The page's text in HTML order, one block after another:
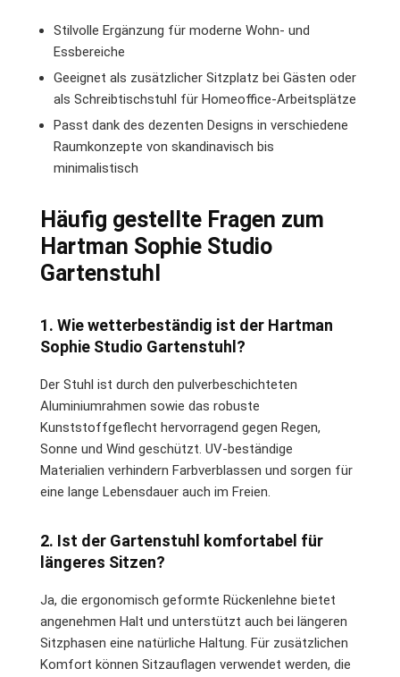
Stilvolle Ergänzung für moderne Wohn- und
Essbereiche
Geeignet als zusätzlicher Sitzplatz bei Gästen oder
als Schreibtischstuhl für Homeoffice-Arbeitsplätze
Passt dank des dezenten Designs in verschiedene
Raumkonzepte von skandinavisch bis
minimalistisch
Häufig gestellte Fragen zum
Hartman Sophie Studio
Gartenstuhl
1. Wie wetterbeständig ist der Hartman
Sophie Studio Gartenstuhl?
Der Stuhl ist durch den pulverbeschichteten
Aluminiumrahmen sowie das robuste
Kunststoffgeflecht hervorragend gegen Regen,
Sonne und Wind geschützt. UV-beständige
Materialien verhindern Farbverblassen und sorgen für
eine lange Lebensdauer auch im Freien.
2. Ist der Gartenstuhl komfortabel für
längeres Sitzen?
Ja, die ergonomisch geformte Rückenlehne bietet
angenehmen Halt und unterstützt auch bei längeren
Sitzphasen eine natürliche Haltung. Für zusätzlichen
Komfort können Sitzauflagen verwendet werden, die